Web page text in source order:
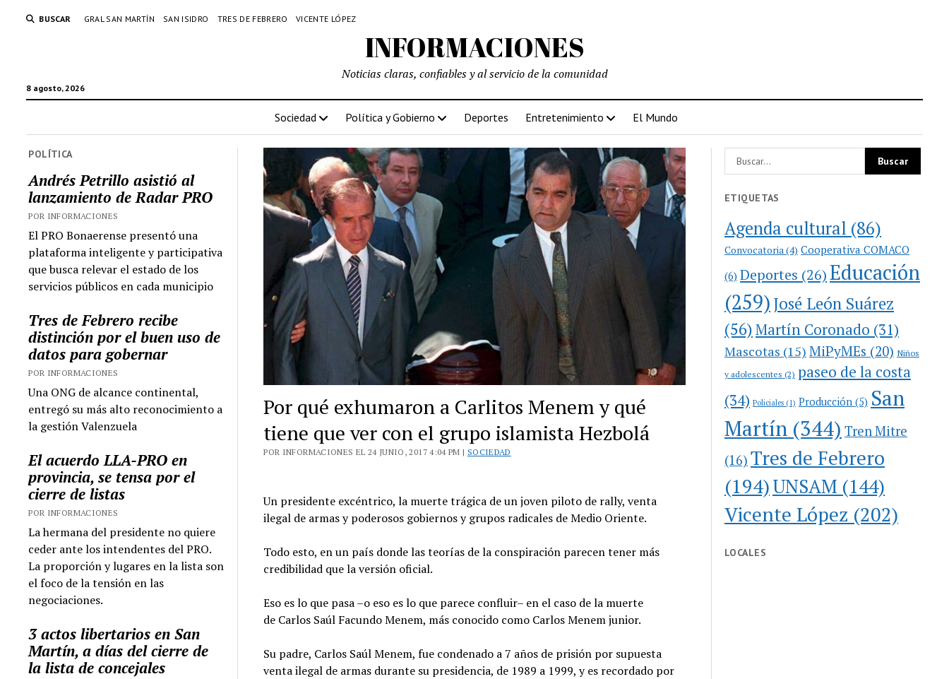
BUSCAR GRAL SAN MARTÍN SAN ISIDRO TRES DE FEBRERO VICENTE LÓPEZ
INFORMACIONES
8 agosto, 2026
Noticias claras, confiables y al servicio de la comunidad
Sociedad Política y Gobierno Deportes Entretenimiento El Mundo
POLÍTICA
Andrés Petrillo asistió al
lanzamiento de Radar PRO
POR INFORMACIONES
El PRO Bonaerense presentó una
plataforma inteligente y participativa
que busca relevar el estado de los
servicios públicos en cada municipio
Tres de Febrero recibe
distinción por el buen uso de
datos para gobernar
POR INFORMACIONES
Una ONG de alcance continental,
entregó su más alto reconocimiento a
la gestión Valenzuela
El acuerdo LLA-PRO en
provincia, se tensa por el
cierre de listas
POR INFORMACIONES
La hermana del presidente no quiere
ceder ante los intendentes del PRO.
La proporción y lugares en la lista son
el foco de la tensión en las
negociaciones.
3 actos libertarios en San
Martín, a días del cierre de
la lista de concejales
Por qué exhumaron a Carlitos Menem y qué
tiene que ver con el grupo islamista Hezbolá
POR INFORMACIONES EL 24 JUNIO, 2017 4:04 PM | SOCIEDAD
Un presidente excéntrico, la muerte trágica de un joven piloto de rally, venta
ilegal de armas y poderosos gobiernos y grupos radicales de Medio Oriente.
Todo esto, en un país donde las teorías de la conspiración parecen tener más
credibilidad que la versión oficial.
Eso es lo que pasa –o eso es lo que parece confluir– en el caso de la muerte
de Carlos Saúl Facundo Menem, más conocido como Carlos Menem junior.
Su padre, Carlos Saúl Menem, fue condenado a 7 años de prisión por supuesta
venta ilegal de armas durante su presidencia, de 1989 a 1999, y es recordado por
ETIQUETAS
Agenda cultural (86)
Convocatoria (4) Cooperativa COMACO
(6) Deportes (26)Educación
(259)José León Suárez
(56)Martín Coronado (31)
Mascotas (15) MiPyMEs (20) Niños
y adolescentes (2) paseo de la costa
(34) Policiales (1) Producción (5) San
Martín (344) Tren Mitre
(16) Tres de Febrero
(194)UNSAM (144)
Vicente López (202)
LOCALES